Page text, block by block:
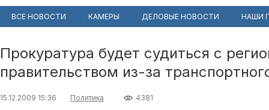
ВСЕ НОВОСТИ КАМЕРЫ ДЕЛОВЫЕ НОВОСТИ НАШИ
Прокуратура будет судиться с
правительством из-за
15.12.2009 15:36 Политика 4381